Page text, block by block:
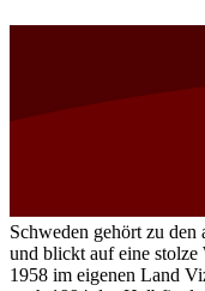
Schweden gehört zu den
und blickt auf eine
1958 im eigenen Land